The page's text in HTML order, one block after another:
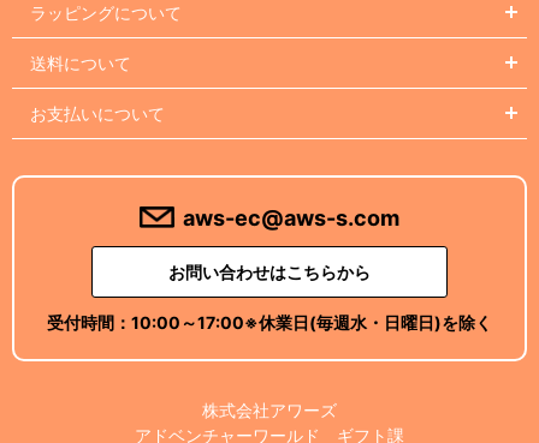
ラッピングについて
送料について
お支払いについて
aws-ec@aws-s.com
お問い合わせはこちらから
受付時間： 10:00～17:00※休業日(毎週水・日曜日)を除く
株式会社アワーズ
アドベンチャーワールド ギフト課